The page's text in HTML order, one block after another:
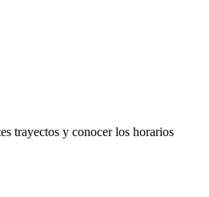
trayectos y conocer los horarios